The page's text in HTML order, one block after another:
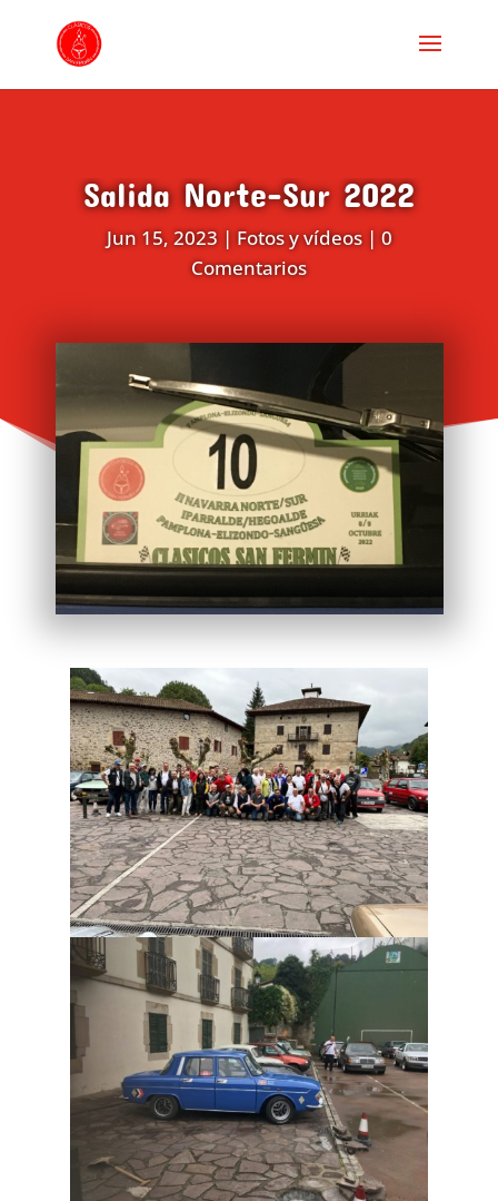
Salida Norte-Sur 2022
Jun 15, 2023|Fotos y vídeos|0
Comentarios